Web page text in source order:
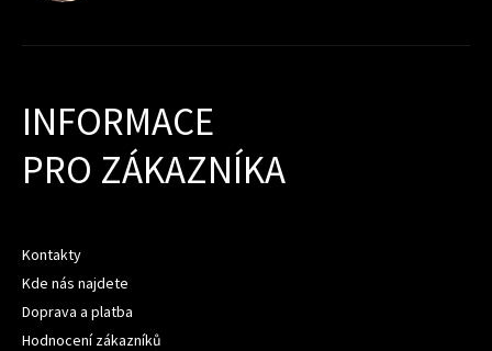
INFORMACE
PRO ZÁKAZNÍKA
Kontakty
Kde nás najdete
Doprava a platba
Hodnocení zákazníků